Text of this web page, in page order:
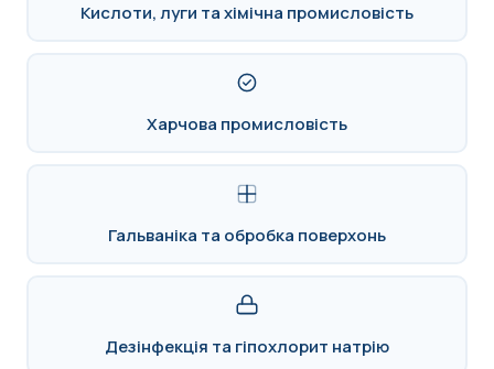
Кислоти, луги та хімічна промисловість
Харчова промисловість
Гальваніка та обробка поверхонь
Дезінфекція та гіпохлорит натрію